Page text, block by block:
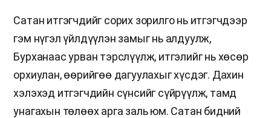
Сатан итгэгчдийг сорих зорилго нь итгэгчдээр
гэм нүгэл үйлдүүлэн замыг нь алдуулж,
Бурханаас урван тэрслүүлж, итгэлийг нь хөсөр
орхиулан, өөрийгөө дагуулахыг хүсдэг. Дахин
хэлэхэд итгэгчдийн сүнсийг сүйрүүлж, тамд
унагахын төлөөх арга заль юм. Сатан бидний